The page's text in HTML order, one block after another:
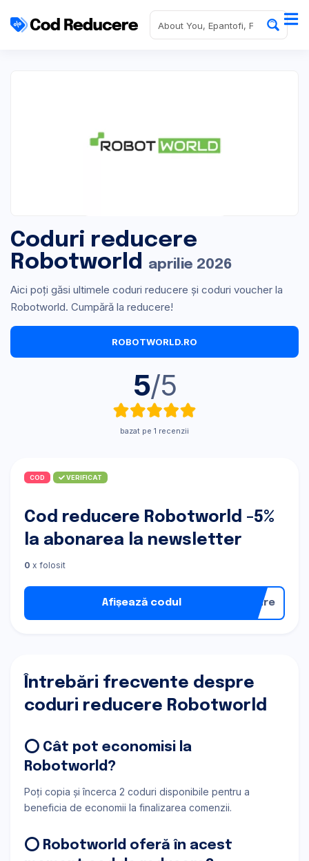
Coduri reducere
Robotworld aprilie 2026
Aici poți găsi ultimele coduri reducere și coduri voucher la
Robotworld. Cumpără la reducere!
ROBOTWORLD.RO
5/5
bazat pe 1 recenzii
COD VERIFICAT
Cod reducere Robotworld -5%
la abonarea la newsletter
0 x folosit
Afișează codul nare
Întrebări frecvente despre
coduri reducere Robotworld
⭕ Cât pot economisi la
Robotworld?
Poți copia și încerca 2 coduri disponibile pentru a
beneficia de economii la finalizarea comenzii.
⭕ Robotworld oferă în acest